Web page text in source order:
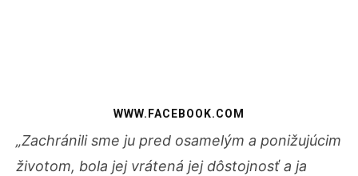
WWW.FACEBOOK.COM
„Zachránili sme ju pred osamelým a ponižujúcim
životom, bola jej vrátená jej dôstojnosť a ja